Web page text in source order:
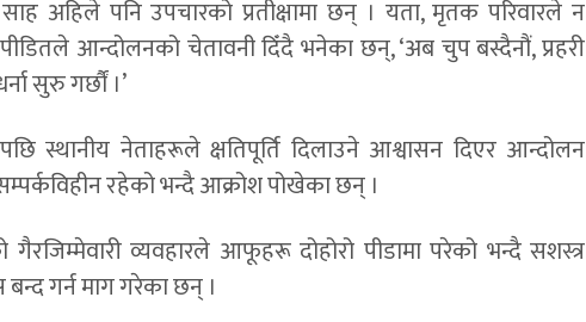
अहिले पनि उपचारको प्रतीक्षामा छन् । यता, मृतक परिवारले न
पीडितले आन्दोलनको चेतावनी दिँदै भनेका छन्, ‘अब चुप बस्दैनौं, प्रहरी
सुरु गर्छौं ।’
स्थानीय नेताहरूले क्षतिपूर्ति दिलाउने आश्वासन दिएर आन्दोलन
रहेको भन्दै आक्रोश पोखेका छन् ।
गैरजिम्मेवारी व्यवहारले आफूहरू दोहोरो पीडामा परेको भन्दै सशस्त्र
बन्द गर्न माग गरेका छन् ।